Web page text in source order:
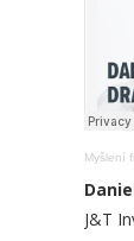
Myšlení
J&T